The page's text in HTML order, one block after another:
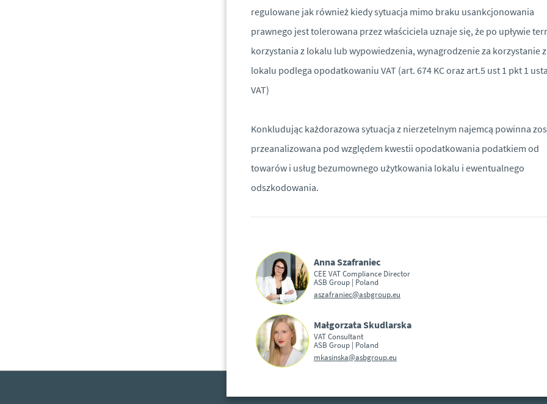
regulowane jak również kiedy sytuacja mimo braku usankcjonowania
prawnego jest tolerowana przez właściciela uznaje się, że po upływie
korzystania z lokalu lub wypowiedzenia, wynagrodzenie za korzystanie z
lokalu podlega opodatkowaniu VAT (art. 674 KC oraz art.5 ust 1 pkt 1
VAT)
Konkludując każdorazowa sytuacja z nierzetelnym najemcą powinna
przeanalizowana pod względem kwestii opodatkowania podatkiem od
towarów i usług bezumownego użytkowania lokalu i ewentualnego
odszkodowania.
Anna Szafraniec
CEE VAT Compliance Director
ASB Group | Poland
aszafraniec@asbgroup.eu
Małgorzata Skudlarska
VAT Consultant
ASB Group | Poland
mkasinska@asbgroup.eu